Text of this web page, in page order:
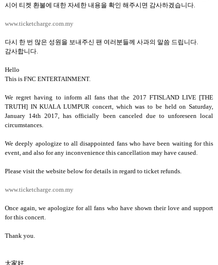
시어 티켓 환불에 대한 자세한 내용을 확인 해주시면 감사하겠습니다.
www.ticketcharge.com.my
다시 한 번 많은 성원을 보내주신 팬 여러분들께 사과의 말씀 드립니다.
감사합니다.
Hello
This is FNC ENTERTAINMENT.
We regret having to inform all fans that the 2017 FTISLAND LIVE [THE
TRUTH] IN KUALA LUMPUR concert, which was to be held on Saturday,
January 14th 2017, has officially been canceled due to unforeseen local
circumstances.
We deeply apologize to all disappointed fans who have been waiting for this
event, and also for any inconvenience this cancellation may have caused.
Please visit the website below for details in regard to ticket refunds.
www.ticketcharge.com.my
Once again, we apologize for all fans who have shown their love and support
for this concert.
Thank you.
大家好